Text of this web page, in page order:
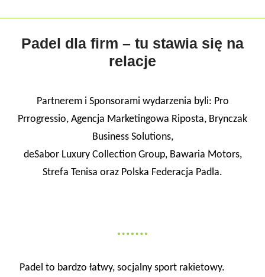
Padel dla firm – tu stawia się na
relacje
Partnerem i Sponsorami wydarzenia byli: Pro
Prrogressio, Agencja Marketingowa Riposta, Brynczak
Business Solutions,
deSabor Luxury Collection Group, Bawaria Motors,
Strefa Tenisa oraz Polska Federacja Padla.
Padel to bardzo łatwy, socjalny sport rakietowy.